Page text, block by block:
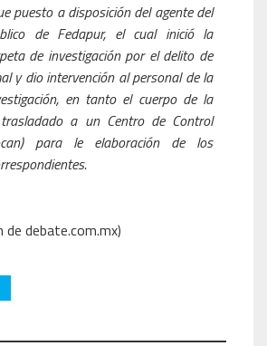
puesto a disposición del agente del
de Fedapur, el cual inició la
de investigación por el delito de
y dio intervención al personal de la
en tanto el cuerpo de la
a un Centro de Control
para le elaboración de los
debate.com.mx)